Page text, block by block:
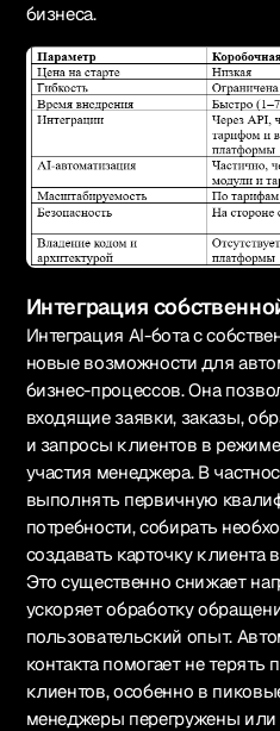
бизнеса.
Интеграция
Интеграция AI-бота с
новые возможности для
бизнес-процессов. Она
входящие заявки, заказы,
и запросы клиентов в
участия менеджера. В
выполнять первичную
потребности, собирать
создавать карточку клиента
Это существенно снижает
ускоряет обработку
пользовательский опыт.
контакта помогает не
клиентов, особенно в
менеджеры перегружены